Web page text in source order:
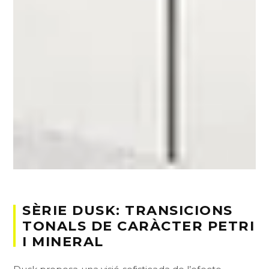
SÈRIE DUSK: TRANSICIONS
TONALS DE CARÀCTER PETRI
I MINERAL